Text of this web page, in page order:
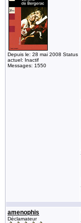
Depuis le: 28 mai 2008 Status
actuel: Inactif
Messages: 1550
amenophis
Déclamateur